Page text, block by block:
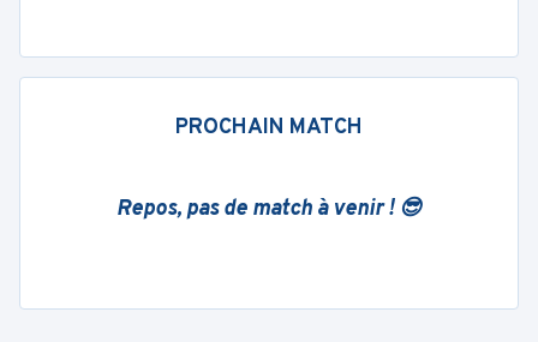
PROCHAIN MATCH
Repos, pas de match à venir ! 😎